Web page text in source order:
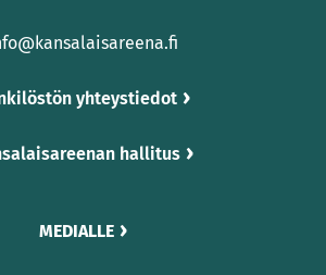
yhteystiedot
hallitus
MEDIALLE